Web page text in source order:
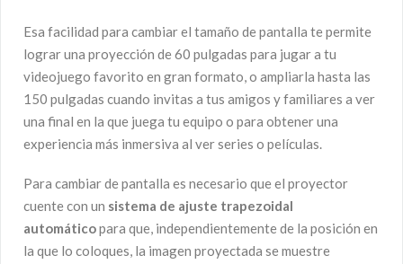
Esa facilidad para cambiar el tamaño de pantalla te permite
lograr una proyección de 60 pulgadas para jugar a tu
videojuego favorito en gran formato, o ampliarla hasta las
150 pulgadas cuando invitas a tus amigos y familiares a ver
una final en la que juega tu equipo o para obtener una
experiencia más inmersiva al ver series o películas.
Para cambiar de pantalla es necesario que el proyector
cuente con un sistema de ajuste trapezoidal
automáticopara que, independientemente de la posición en
la que lo coloques, la imagen proyectada se muestre